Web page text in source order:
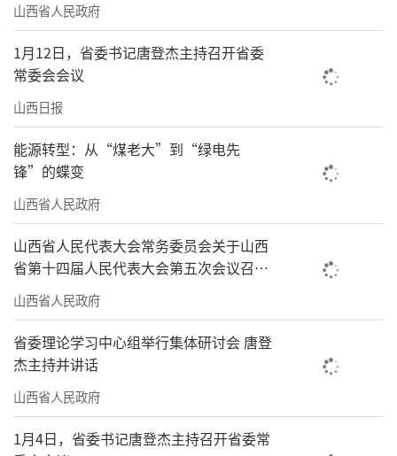
山西省人民政府
1月12日，省委书记唐登杰主持召开省委
常委会会议
山西日报
能源转型：从“煤老大”到“绿电先
锋”的蝶变
山西省人民政府
山西省人民代表大会常务委员会关于山西
省第十四届人民代表大会第五次会议召开
时间的决定
山西省人民政府
省委理论学习中心组举行集体研讨会 唐登
杰主持并讲话
山西省人民政府
1月4日，省委书记唐登杰主持召开省委常